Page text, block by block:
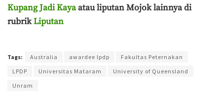
Kupang Jadi Kayaatau liputan Mojok lainnya di
rubrikLiputan
Tags: Australia awardee lpdp
Fakultas Peternakan
LPDP
Universitas Mataram
University of Queensland
Unram